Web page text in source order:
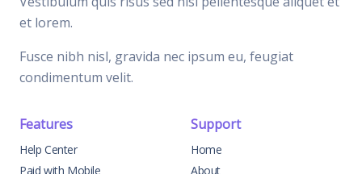
et lorem.
Fusce nibh nisl, gravida nec ipsum eu, feugiat
condimentum velit.
Features
Help Center
Paid with Mobile
Support
Home
About